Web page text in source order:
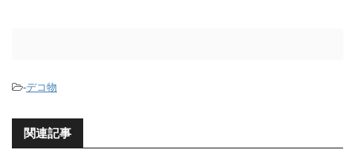
-デコ物
関連記事